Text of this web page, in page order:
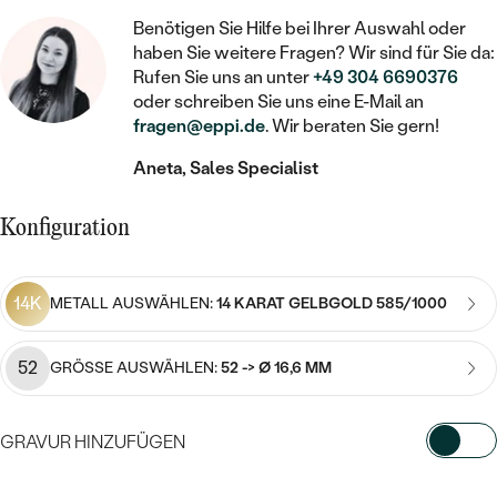
IM SET
GÜNSTIG
LUXURIÖSE
LAB GROWN DIAMANTEN ZUM
EINFASSEN
FARBIGE DIAMANTEN ZUM EINFASSEN
MIT DIAMANT
MIT LAB GROWN DIAMANT
MIT MOISSANIT
MIT FARBIGEN DIAMANTEN
MIT SCHWARZEN DIAMANTEN
SCHMUCK FÜR KINDER
BROSCHEN
SCHMUCKZUBEHÖR
NACH MATERIAL
SILBER
PLATIN
NACH STEIN
PIERCINGS
MIT EDELSTEIN
PERLENOHRRINGE
NACH PREIS
MEDAILLON
KETTEN
HERZKETTEN
MIT DIAMANT
MIT EDELSTEIN
SIEGELRINGE
PERSONALISIERT
NACH EDELSTEIN
MIT DIAMANT
MIT EDELSTEIN
PERLENRINGE
PREISWERTE
Benötigen Sie Hilfe bei Ihrer Auswahl oder
haben Sie weitere Fragen? Wir sind für Sie da:
Rufen Sie uns an unter+49 304 6690376
oder schreiben Sie uns eine E-Mail an
fragen@eppi.de. Wir beraten Sie gern!
Aneta, Sales Specialist
Konfiguration
14K METALL AUSWÄHLEN:14 KARAT GELBGOLD 585/1000
52 GRÖSSE AUSWÄHLEN:52 -> Ø 16,6 MM
GRAVUR HINZUFÜGEN